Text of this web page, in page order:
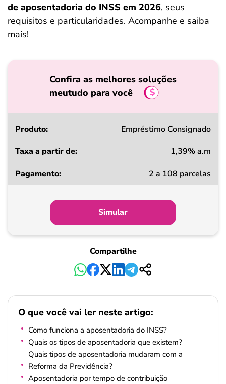
de aposentadoria do INSS em 2026, seus
requisitos e particularidades. Acompanhe e saiba
mais!
Confira as melhores soluções
meutudo para você
Produto
a
Pagamento
Empréstimo Consignado
1,39% a.m
2 a 108 parcelas
Simular
Compartilhe
O que você vai ler neste artigo:
Como funciona a aposentadoria do INSS?
Quais os tipos de aposentadoria que existem?
Quais tipos de aposentadoria mudaram com a
Reforma da Previdência?
Aposentadoria por tempo de contribuição